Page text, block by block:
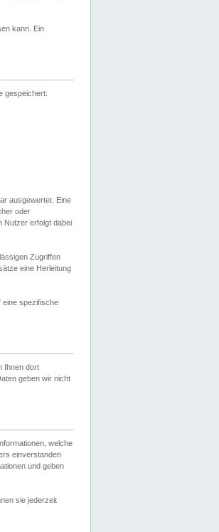
kann. Ein
gespeichert:
ausgewertet. Eine
oder
Nutzer erfolgt dabei
Zugriffen
eine Herleitung
eine spezifische
Ihnen dort
geben wir nicht
welche
einverstanden
und geben
sie jederzeit